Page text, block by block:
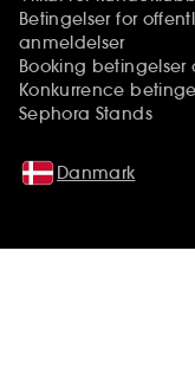
Betingelser for
anmeldelser
Booking betingelser
Konkurrence
Sephora Stands
Danmark